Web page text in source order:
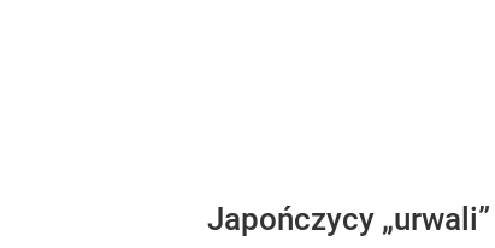
Japończycy